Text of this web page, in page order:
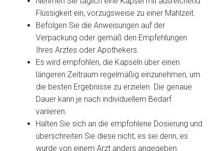
Flüssigkeit ein, vorzugsweise zu einer Mahlzeit.
Befolgen Sie die Anweisungen auf der
Verpackung oder gemäß den Empfehlungen
Ihres Arztes oder Apothekers.
Es wird empfohlen, die Kapseln über einen
längeren Zeitraum regelmäßig einzunehmen, um
die besten Ergebnisse zu erzielen. Die genaue
Dauer kann je nach individuellem Bedarf
variieren.
Halten Sie sich an die empfohlene Dosierung und
überschreiten Sie diese nicht, es sei denn, es
wurde von einem Arzt anders angegeben.